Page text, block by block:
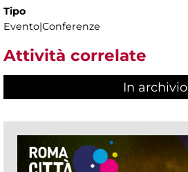
Tipo
Evento|Conferenze
Attività correlate
In archivio